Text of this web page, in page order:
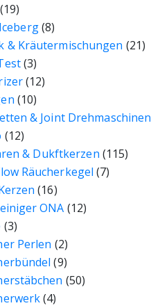
(19)
Iceberg(8)
& Kräutermischungen (21)
(3)
(12)
(10)
& Joint Drehmaschinen
(12)
& Dukftkerzen (115)
Räucherkegel (7)
(16)
ONA (12)
(3)
Perlen (2)
(9)
(50)
(4)